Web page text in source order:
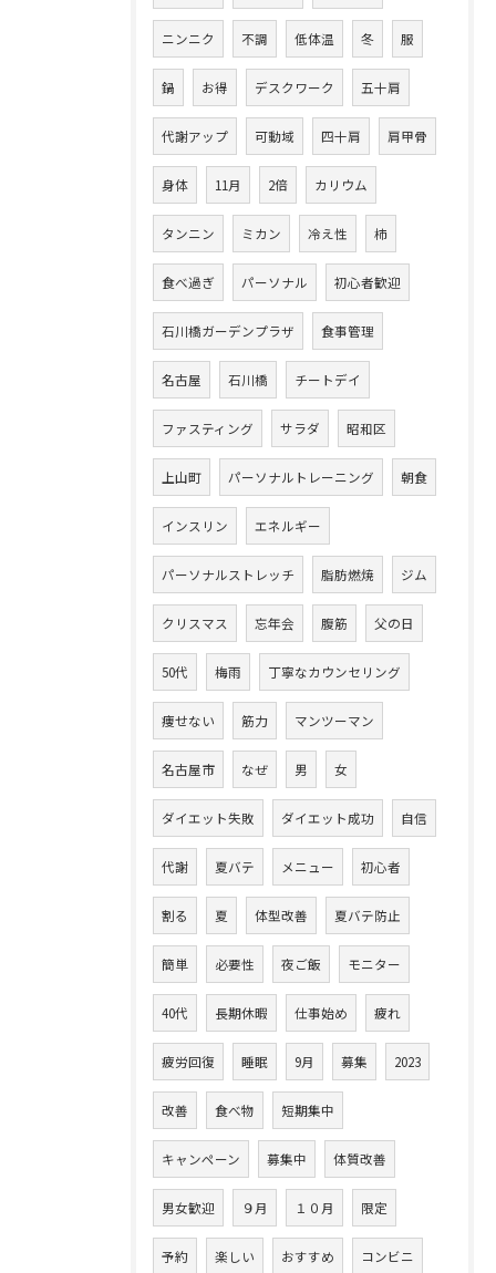
ニンニク 不調 低体温 冬 服
鍋 お得 デスクワーク 五十肩
代謝アップ 可動域 四十肩 肩甲骨
身体 11月 2倍 カリウム
タンニン ミカン 冷え性 柿
食べ過ぎ パーソナル 初心者歓迎
石川橋ガーデンプラザ 食事管理
名古屋 石川橋 チートデイ
ファスティング サラダ 昭和区
上山町 パーソナルトレーニング 朝食
インスリン エネルギー
パーソナルストレッチ 脂肪燃焼 ジム
クリスマス 忘年会 腹筋 父の日
50代 梅雨 丁寧なカウンセリング
痩せない 筋力 マンツーマン
名古屋市 なぜ 男 女
ダイエット失敗 ダイエット成功 自信
代謝 夏バテ メニュー 初心者
割る 夏 体型改善 夏バテ防止
簡単 必要性 夜ご飯 モニター
40代 長期休暇 仕事始め 疲れ
疲労回復 睡眠 9月 募集 2023
改善 食べ物 短期集中
キャンペーン 募集中 体質改善
男女歓迎 ９月 １０月 限定
予約 楽しい おすすめ コンビニ